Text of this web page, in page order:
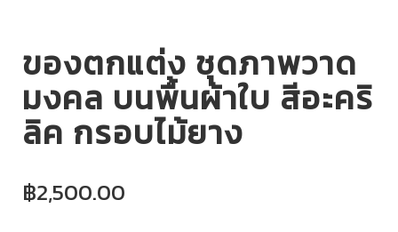
ของตกแต่ง ชุดภาพวาด
มงคล บนพื้นผ้าใบ สีอะคริ
ลิค กรอบไม้ยาง
฿2,500.00